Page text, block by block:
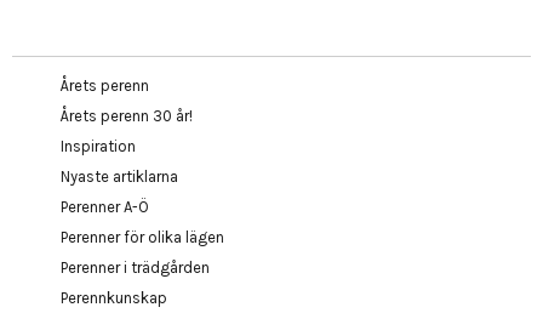
Årets perenn
Årets perenn 30 år!
Inspiration
Nyaste artiklarna
Perenner A-Ö
Perenner för olika lägen
Perenner i trädgården
Perennkunskap